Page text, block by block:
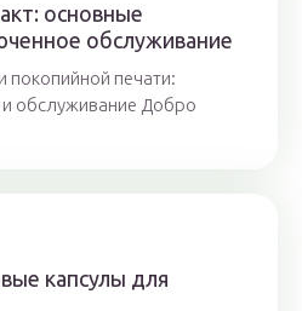
основные
обслуживание
покопийной печати:
обслуживание Добро
капсулы для